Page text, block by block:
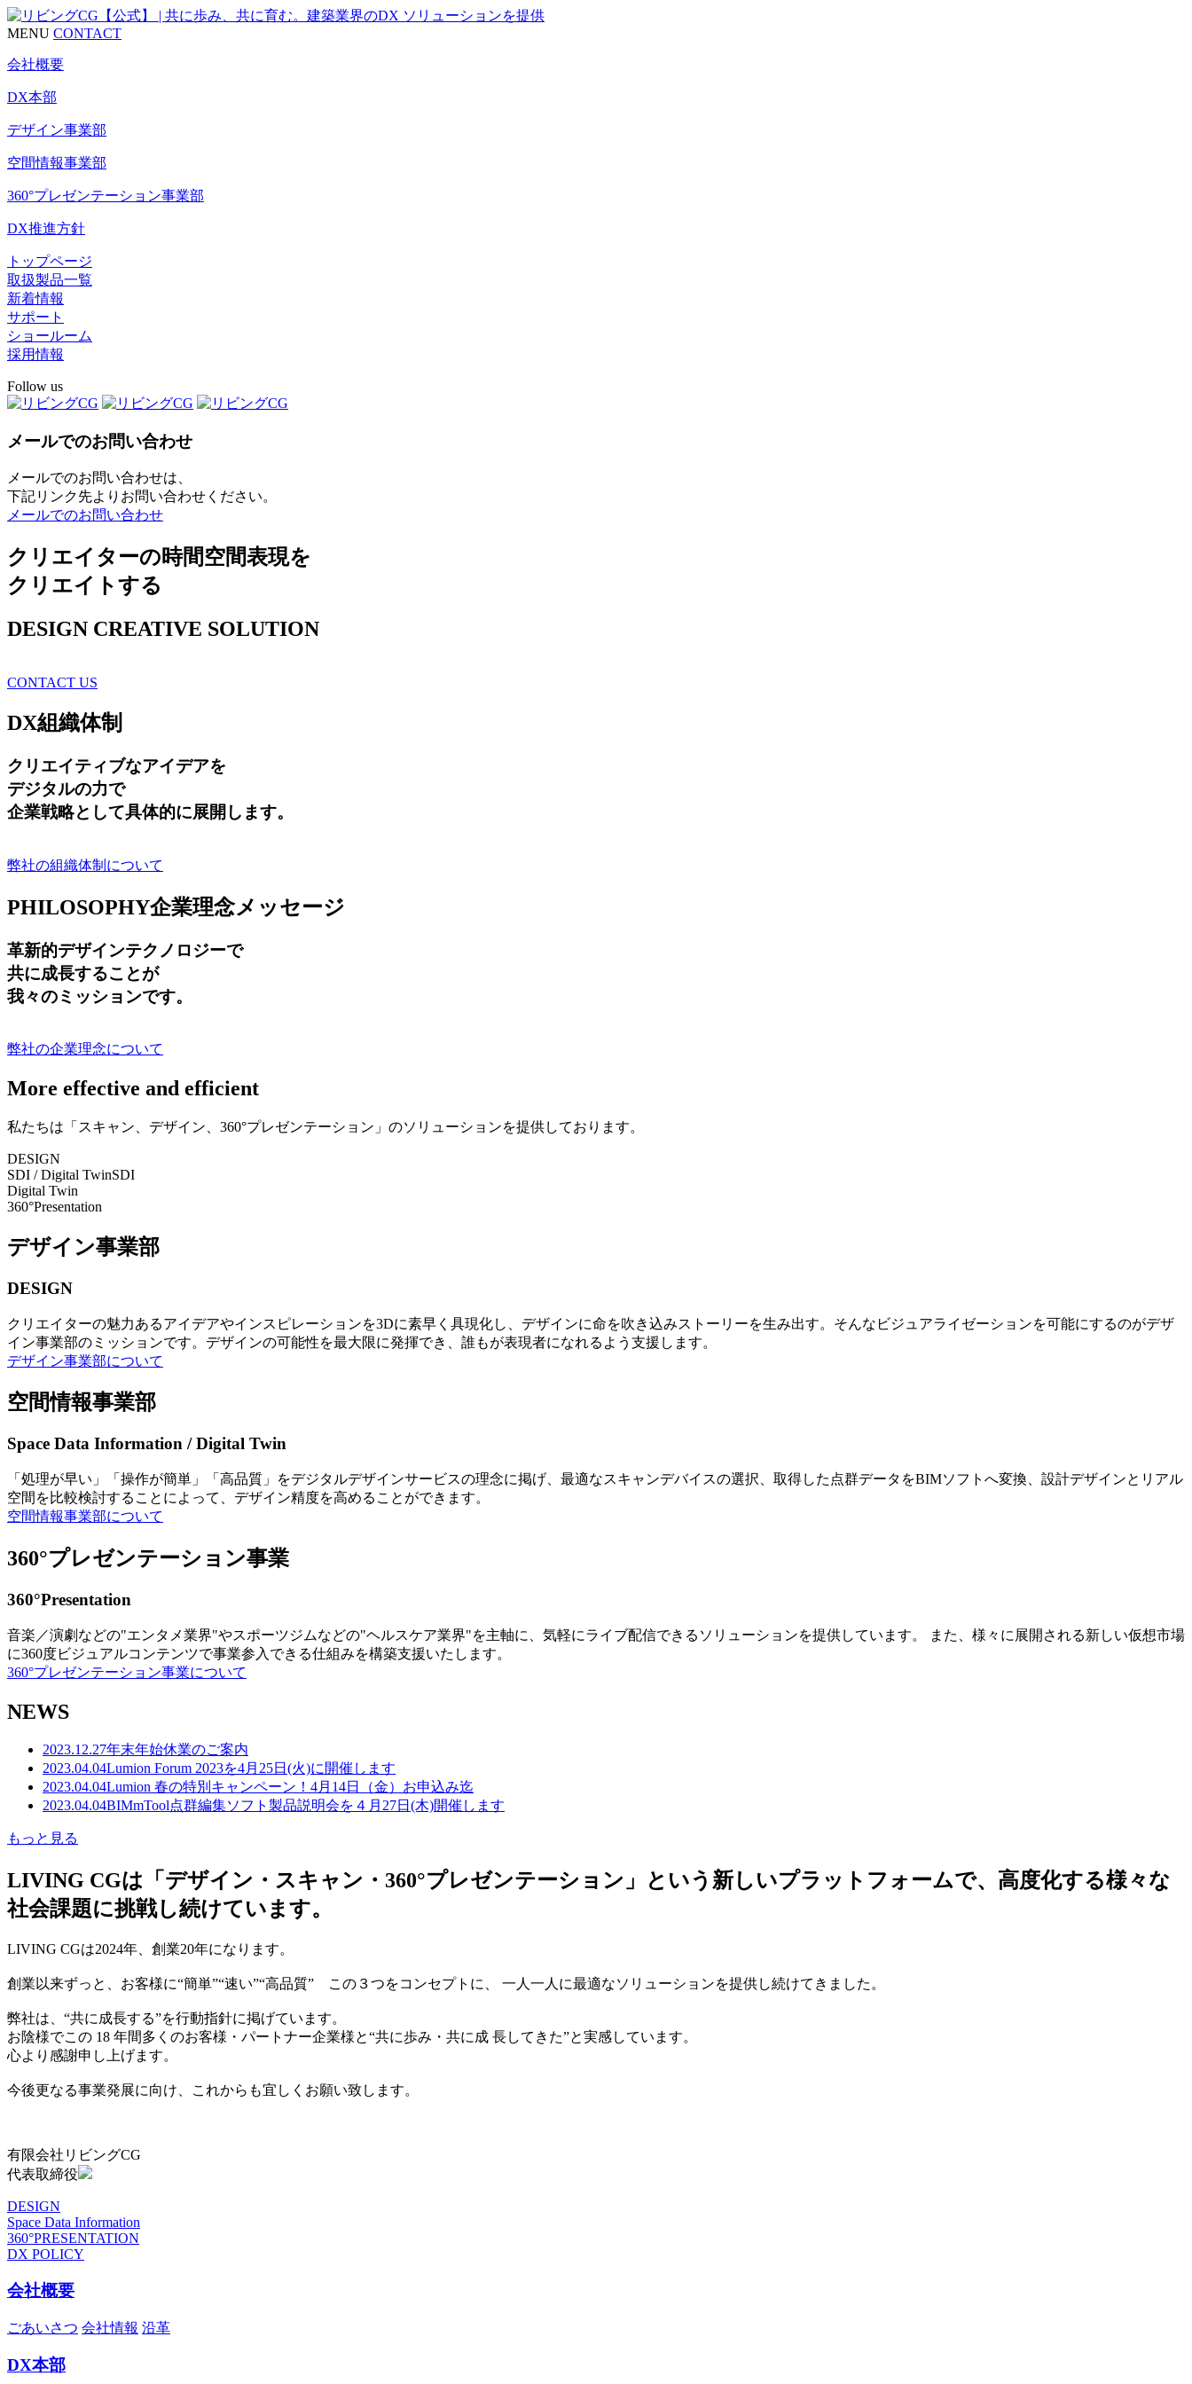
MENU CONTACT
会社概要
DX本部
デザイン事業部
空間情報事業部
360°プレゼンテーション事業部
DX推進方針
トップページ
取扱製品一覧
新着情報
サポート
ショールーム
採用情報
Follow us
メールでのお問い合わせ
メールでのお問い合わせは、
下記リンク先よりお問い合わせください。
メールでのお問い合わせ
クリエイターの時間空間表現を
クリエイトする
DESIGN CREATIVE SOLUTION
CONTACT US
DX組織体制
クリエイティブなアイデアを
デジタルの力で
企業戦略として具体的に展開します。
弊社の組織体制について
PHILOSOPHY企業理念メッセージ
革新的デザインテクノロジーで
共に成長することが
我々のミッションです。
弊社の企業理念について
More effective and efficient
私たちは「スキャン、デザイン、360°プレゼンテーション」のソリューションを提供しております。
DESIGN
SDI / Digital TwinSDI
Digital Twin
360°Presentation
デザイン事業部
DESIGN
クリエイターの魅力あるアイデアやインスピレーションを3Dに素早く具現化し、デザインに命を吹き込みストーリーを生み出す。そんなビジュアライゼーションを可能にするのがデザ
イン事業部のミッションです。デザインの可能性を最大限に発揮でき、誰もが表現者になれるよう支援します。
デザイン事業部について
空間情報事業部
Space Data Information / Digital Twin
「処理が早い」「操作が簡単」「高品質」をデジタルデザインサービスの理念に掲げ、最適なスキャンデバイスの選択、取得した点群データをBIMソフトへ変換、設計デザインとリアル
空間を比較検討することによって、デザイン精度を高めることができます。
空間情報事業部について
360°プレゼンテーション事業
360°Presentation
音楽／演劇などの"エンタメ業界"やスポーツジムなどの"ヘルスケア業界"を主軸に、気軽にライブ配信できるソリューションを提供しています。 また、様々に展開される新しい仮想市場
に360度ビジュアルコンテンツで事業参入できる仕組みを構築支援いたします。
360°プレゼンテーション事業について
NEWS
2023.12.27年末年始休業のご案内
2023.04.04Lumion Forum 2023を4月25日(火)に開催します
2023.04.04Lumion 春の特別キャンペーン！4月14日（金）お申込み迄
2023.04.04BIMmTool点群編集ソフト製品説明会を４月27日(木)開催します
もっと見る
LIVING CGは「デザイン・スキャン・360°プレゼンテーション」という新しいプラットフォームで、高度化する様々な
社会課題に挑戦し続けています。
LIVING CGは2024年、創業20年になります。
創業以来ずっと、お客様に“簡単”“速い”“高品質” この３つをコンセプトに、 一人一人に最適なソリューションを提供し続けてきました。
弊社は、“共に成長する”を行動指針に掲げています。
お陰様でこの 18 年間多くのお客様・パートナー企業様と“共に歩み・共に成 長してきた”と実感しています。
心より感謝申し上げます。
今後更なる事業発展に向け、これからも宜しくお願い致します。
有限会社リビングCG
代表取締役
DESIGN
Space Data Information
360°PRESENTATION
DX POLICY
会社概要
ごあいさつ 会社情報 沿革
DX本部